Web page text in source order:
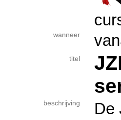
wanneer
titel
beschrijving
De